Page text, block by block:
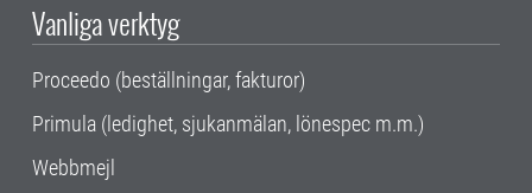
Vanliga verktyg
Proceedo (beställningar, fakturor)
Primula (ledighet, sjukanmälan, lönespec m.m.)
Webbmejl